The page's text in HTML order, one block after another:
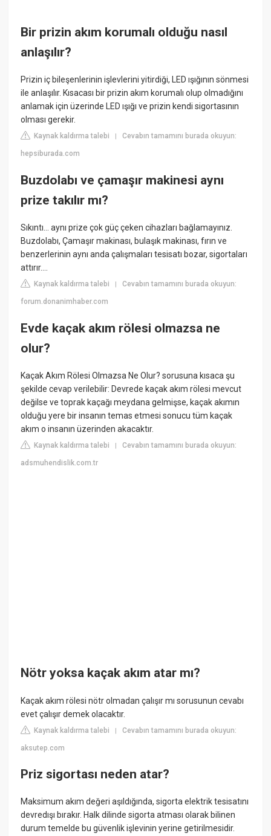
Bir prizin akım korumalı olduğu nasıl
anlaşılır?
Prizin iç bileşenlerinin işlevlerini yitirdiği, LED ışığının sönmesi
ile anlaşılır. Kısacası bir prizin akım korumalı olup olmadığını
anlamak için üzerinde LED ışığı ve prizin kendi sigortasının
olması gerekir.
Kaynak kaldırma talebi |Cevabın tamamını burada okuyun:
hepsiburada.com
Buzdolabı ve çamaşır makinesi aynı
prize takılır mı?
Sıkıntı... aynı prize çok güç çeken cihazları bağlamayınız.
Buzdolabı, Çamaşır makinası, bulaşık makinası, fırın ve
benzerlerinin aynı anda çalışmaları tesisatı bozar, sigortaları
attırır....
Kaynak kaldırma talebi |Cevabın tamamını burada okuyun:
forum.donanimhaber.com
Evde kaçak akım rölesi olmazsa ne
olur?
Kaçak Akım Rölesi Olmazsa Ne Olur? sorusuna kısaca şu
şekilde cevap verilebilir: Devrede kaçak akım rölesi mevcut
değilse ve toprak kaçağı meydana gelmişse, kaçak akımın
olduğu yere bir insanın temas etmesi sonucu tüm kaçak
akım o insanın üzerinden akacaktır.
Kaynak kaldırma talebi |Cevabın tamamını burada okuyun:
adsmuhendislik.com.tr
Nötr yoksa kaçak akım atar mı?
Kaçak akım rölesi nötr olmadan çalışır mı sorusunun cevabı
evet çalışır demek olacaktır.
Kaynak kaldırma talebi |Cevabın tamamını burada okuyun:
aksutep.com
Priz sigortası neden atar?
Maksimum akım değeri aşıldığında, sigorta elektrik tesisatını
devredışı bırakır. Halk dilinde sigorta atması olarak bilinen
durum temelde bu güvenlik işlevinin yerine getirilmesidir.